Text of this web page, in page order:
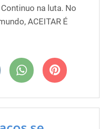
na luta. No
ACEITAR É